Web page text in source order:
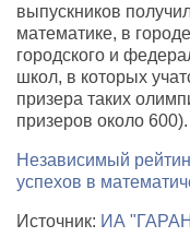
выпускников
математике, в
городского и
школ, в которых
призера таких
призеров около 600).
Независимый
успехов в
Источник: ИА